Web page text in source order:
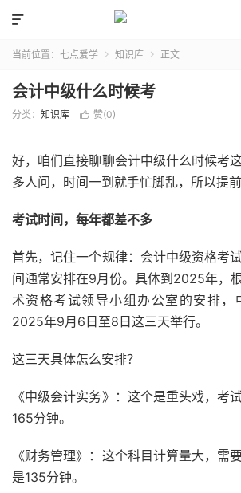

当前位置： 七点爱学  知识库  正文
会计中级什么时候考
分类： 知识库  赞(0)
好，咱们直接聊聊会计中级什么时候考
多人问，时间一到就手忙脚乱，所以提
考试时间，每年都差不多
首先，记住一个规律：会计中级资格考
间通常安排在9月份。具体到2025年，
术资格考试领导小组办公室的安排，
2025年9月6日至8日这三天举行。
这三天具体怎么安排？
《中级会计实务》：这个是重头戏，考
165分钟。
《财务管理》：这个科目计算量大，需
是135分钟。